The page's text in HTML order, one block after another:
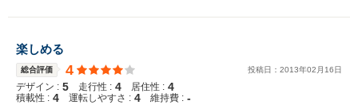
楽しめる
総合評価 4 投稿日： 2013年02 月 16日
デザイン : 5 走行性 : 4 居住性 : 4
積載性 : 4 運転しやすさ : 4 維持費 : -